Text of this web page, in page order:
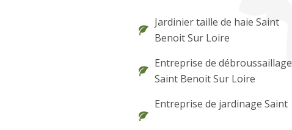
Jardinier taille de haie Saint
Benoit Sur Loire
Entreprise de débroussaillage
Saint Benoit Sur Loire
Entreprise de jardinage Saint